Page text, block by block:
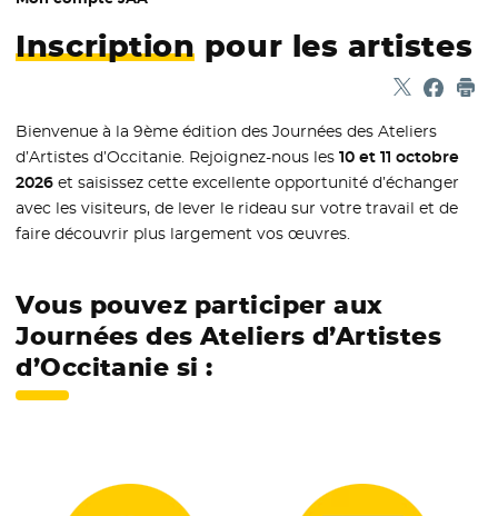
Inscription pour les artistes
Partager
- Nouvelle
-
Bienvenue à la 9ème édition des Journées des Ateliers
d’Artistes d’Occitanie. Rejoignez-nous les10 et 11 octobre
2026 et saisissez cette excellente opportunité d’échanger
avec les visiteurs, de lever le rideau sur votre travail et de
faire découvrir plus largement vos œuvres.
Vous pouvez participer aux
Journées des Ateliers d’Artistes
d’Occitanie si :